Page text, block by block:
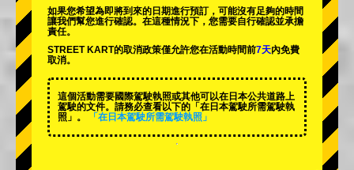
如果您希望為即將到來的日期進行預訂，可能沒有足夠的時間
讓我們幫您進行確認。在這種情況下，您需要自行確認並承擔
責任。
STREET KART的取消政策僅允許您在活動時間前7天內免費
取消。
這個活動需要國際駕駛執照或其他可以在日本公共道路上
駕駛的文件。請務必查看以下的「在日本駕駛所需駕駛執
照」。
「在日本駕駛所需駕駛執照」